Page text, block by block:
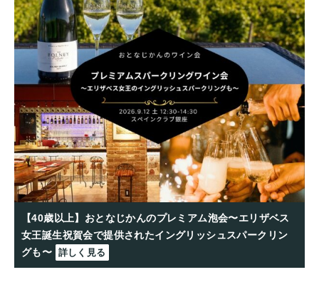
【40歳以上】おとなじかんのプレミアム泡会〜エリザベス
女王誕生祝賀会で提供されたイングリッシュスパークリン
グも〜 詳しく見る